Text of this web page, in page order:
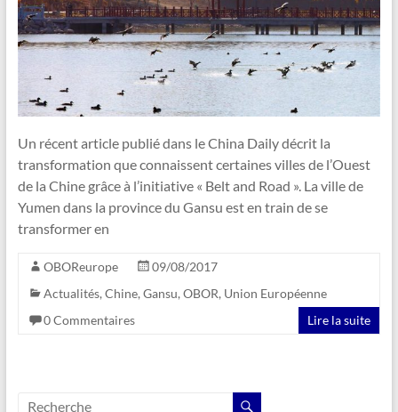
Un récent article publié dans le China Daily décrit la
transformation que connaissent certaines villes de l’Ouest
de la Chine grâce à l’initiative « Belt and Road ». La ville de
Yumen dans la province du Gansu est en train de se
transformer en
OBOReurope
09/08/2017
Actualités, Chine, Gansu, OBOR, Union Européenne
0 Commentaires
Lire la suite